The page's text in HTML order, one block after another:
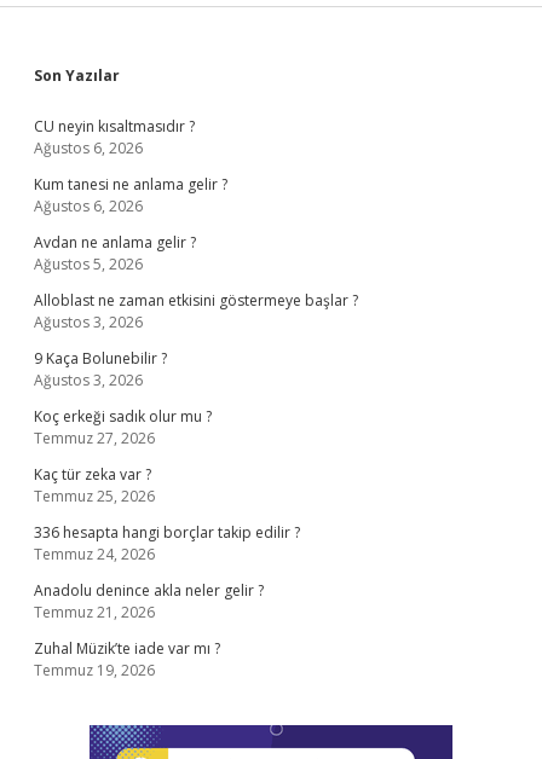
Sidebar
Son Yazılar
CU neyin kısaltmasıdır ?
Ağustos 6, 2026
Kum tanesi ne anlama gelir ?
Ağustos 6, 2026
Avdan ne anlama gelir ?
Ağustos 5, 2026
Alloblast ne zaman etkisini göstermeye başlar ?
Ağustos 3, 2026
9 Kaça Bolunebilir ?
Ağustos 3, 2026
Koç erkeği sadık olur mu ?
Temmuz 27, 2026
Kaç tür zeka var ?
Temmuz 25, 2026
336 hesapta hangi borçlar takip edilir ?
Temmuz 24, 2026
Anadolu denince akla neler gelir ?
Temmuz 21, 2026
Zuhal Müzik’te iade var mı ?
Temmuz 19, 2026